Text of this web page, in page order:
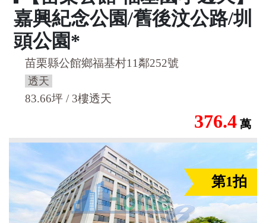
嘉興紀念公園/舊後汶公路/圳
頭公園*
苗栗縣公館鄉福基村11鄰252號
透天
83.66坪 / 3樓透天
376.4 萬
第1拍